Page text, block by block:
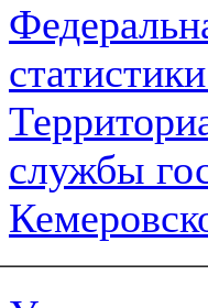
службы